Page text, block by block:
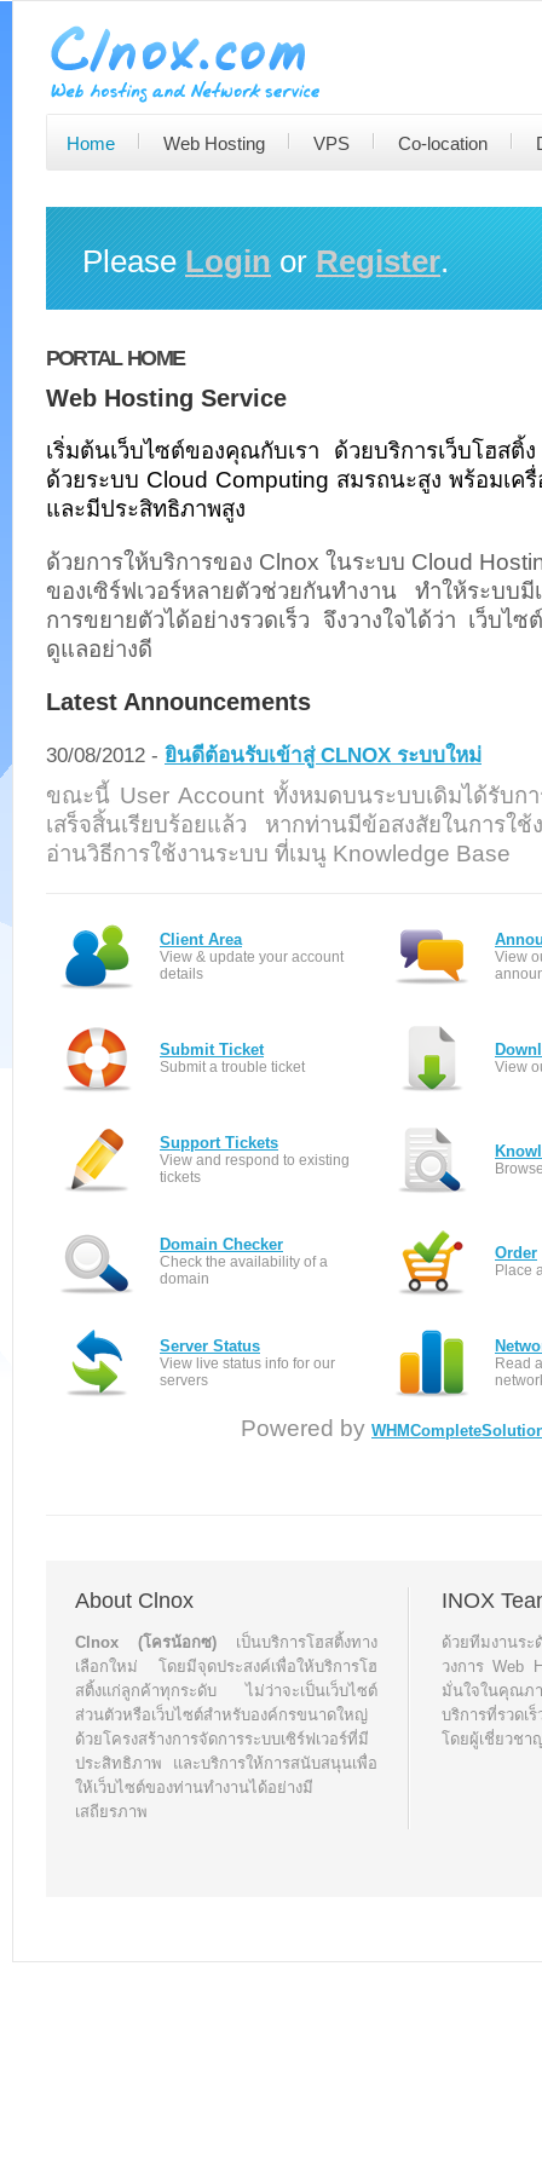
Home Web Hosting VPS Co-location
PleaseLoginorRegister.
PORTAL HOME
Web Hosting Service
เริ่มต้นเว็บไซต์ของคุณกับเรา ด้วยบริการเว็บโฮสติ้
ด้วยระบบ Cloud Computing สมรถนะสูง พร้อมเค
และมีประสิทธิภาพสูง
ด้วยการให้บริการของ Clnox ในระบบ Cloud
ของเซิร์ฟเวอร์หลายตัวช่วยกันทำงาน ทำให้ระบบ
การขยายตัวได้อย่างรวดเร็ว จึงวางใจได้ว่า เว็บไ
ดูแลอย่างดี
Latest Announcements
30/08/2012 - ยินดีต้อนรับเข้าสู่ CLNOX ระบบใหม่
ขณะนี้ User Account ทั้งหมดบนระบบเดิมได้รับก
เสร็จสิ้นเรียบร้อยแล้ว หากท่านมีข้อสงสัยในการใ
อ่านวิธีการใช้งานระบบ ที่เมนู Knowledge Base
Client Area
View & update your account
details
View
Submit Ticket
Submit a trouble ticket View
Support Tickets
View and respond to existing
tickets
Domain Checker
Check the availability of a
domain
Order
Place
Server Status
View live status info for our
servers
Read
Powered by
About Clnox
Clnox (โครน้อกซ) เป็นบริการโฮสติ้งทาง
เลือกใหม่ โดยมีจุดประสงค์เพื่อให้บริการโฮ
สติ้งแก่ลูกค้าทุกระดับ ไม่ว่าจะเป็นเว็บไซต์
ส่วนตัวหรือเว็บไซต์สำหรับองค์กรขนาดใหญ่
ด้วยโครงสร้างการจัดการระบบเซิร์ฟเวอร์ที่มี
ประสิทธิภาพ และบริการให้การสนับสนุนเพื่อ
ให้เว็บไซต์ของท่านทำงานได้อย่างมี
เสถียรภาพ
INOX
ด้วยทีมงานร
วงการ Web
มั่นใจในคุณภ
บริการที่รวด
โดยผู้เชี่ยวชา